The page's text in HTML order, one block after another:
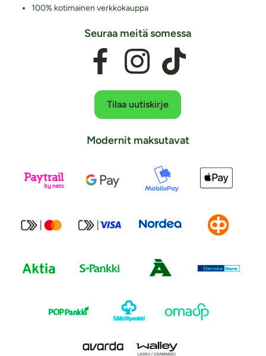
100% kotimainen verkkokauppa
Seuraa meitä somessa
Tilaa uutiskirje
Modernit maksutavat